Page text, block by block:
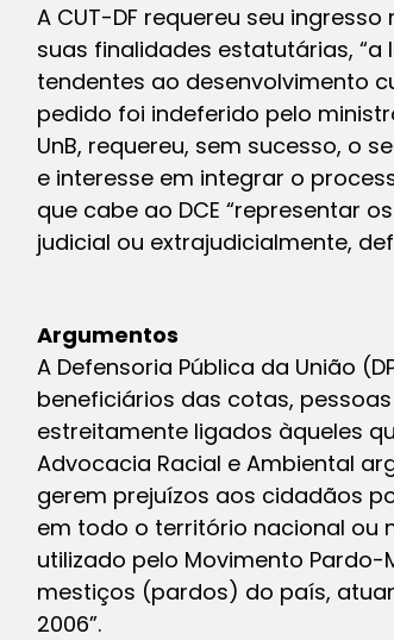
A CUT-DF requereu seu
suas finalidades estatutárias,
tendentes ao desenvolvimento
pedido foi indeferido pelo
UnB, requereu, sem sucesso, o
e interesse em integrar o
que cabe ao DCE “representar
judicial ou extrajudicialmente,
Argumentos
A Defensoria Pública da União
beneficiários das cotas,
estreitamente ligados àqueles
Advocacia Racial e Ambiental
gerem prejuízos aos cidadãos
em todo o território nacional ou
utilizado pelo Movimento
mestiços (pardos) do país,
2006”.